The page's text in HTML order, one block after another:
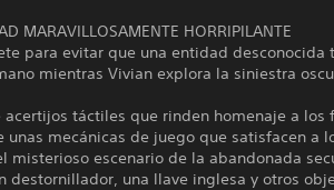
MARAVILLOSAMENTE HORRIPILANTE
para evitar que una entidad desconocida
mientras Vivian explora la siniestra
acertijos táctiles que rinden homenaje a
unas mecánicas de juego que satisfacen a
misterioso escenario de la abandonada
destornillador, una llave inglesa y otros